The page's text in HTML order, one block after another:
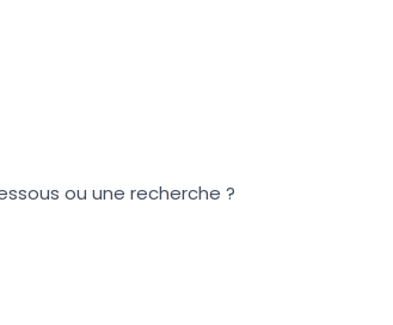
ou une recherche ?